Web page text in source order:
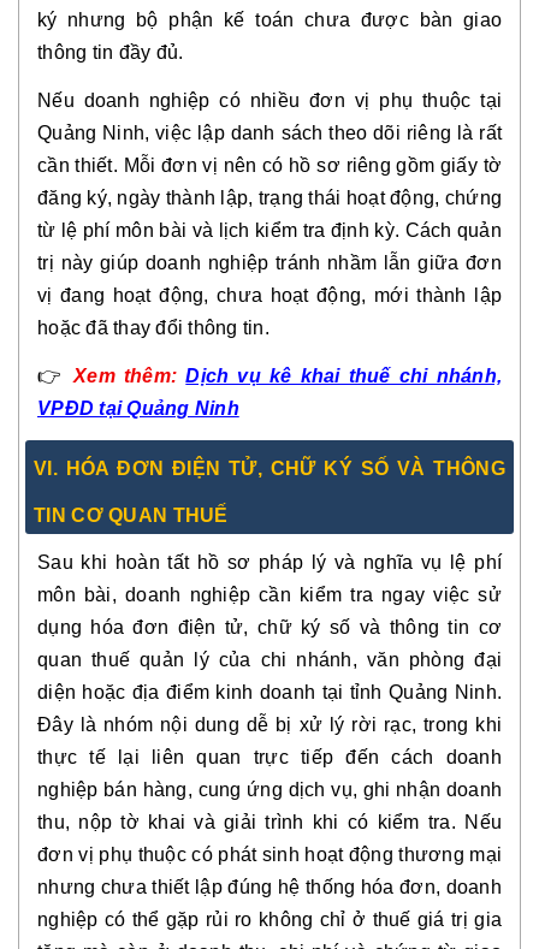
ký nhưng bộ phận kế toán chưa được bàn giao
thông tin đầy đủ.
Nếu doanh nghiệp có nhiều đơn vị phụ thuộc tại
Quảng Ninh, việc lập danh sách theo dõi riêng là rất
cần thiết. Mỗi đơn vị nên có hồ sơ riêng gồm giấy tờ
đăng ký, ngày thành lập, trạng thái hoạt động, chứng
từ lệ phí môn bài và lịch kiểm tra định kỳ. Cách quản
trị này giúp doanh nghiệp tránh nhầm lẫn giữa đơn
vị đang hoạt động, chưa hoạt động, mới thành lập
hoặc đã thay đổi thông tin.
👉 Xem thêm:Dịch vụ kê khai thuế chi nhánh,
VPĐD tại Quảng Ninh
VI. HÓA ĐƠN ĐIỆN TỬ, CHỮ KÝ SỐ VÀ THÔNG
TIN CƠ QUAN THUẾ
Sau khi hoàn tất hồ sơ pháp lý và nghĩa vụ lệ phí
môn bài, doanh nghiệp cần kiểm tra ngay việc sử
dụng hóa đơn điện tử, chữ ký số và thông tin cơ
quan thuế quản lý của chi nhánh, văn phòng đại
diện hoặc địa điểm kinh doanh tại tỉnh Quảng Ninh.
Đây là nhóm nội dung dễ bị xử lý rời rạc, trong khi
thực tế lại liên quan trực tiếp đến cách doanh
nghiệp bán hàng, cung ứng dịch vụ, ghi nhận doanh
thu, nộp tờ khai và giải trình khi có kiểm tra. Nếu
đơn vị phụ thuộc có phát sinh hoạt động thương mại
nhưng chưa thiết lập đúng hệ thống hóa đơn, doanh
nghiệp có thể gặp rủi ro không chỉ ở thuế giá trị gia